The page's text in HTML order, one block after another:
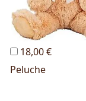
18,00 €
Peluche